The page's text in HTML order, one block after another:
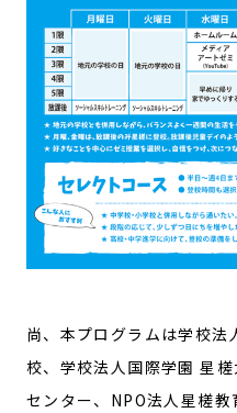
尚、本プログラムは学校法
校、学校法人国際学園 星
センター、NPO法人星槎